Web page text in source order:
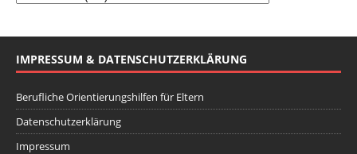
IMPRESSUM & DATENSCHUTZERKLÄRUNG
Berufliche Orientierungshilfen für Eltern
Datenschutzerklärung
Impressum